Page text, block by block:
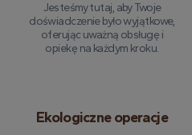
Jesteśmy tutaj, aby Twoje
doświadczenie było wyjątkowe,
oferując uważną obsługę i
opiekę na każdym kroku.
Ekologiczne operacje